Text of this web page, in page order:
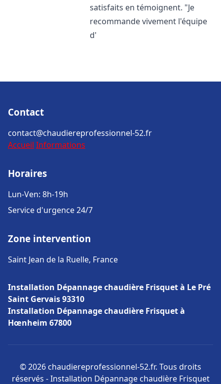
satisfaits en témoignent. "Je
recommande vivement l'équipe
d'
Contact
contact@chaudiereprofessionnel-52.fr
Accueil Informations
Horaires
Lun-Ven: 8h-19h
Service d'urgence 24/7
Zone intervention
Saint Jean de la Ruelle, France
Installation Dépannage chaudière Frisquet à Le Pré
Saint Gervais 93310
Installation Dépannage chaudière Frisquet à
Hœnheim 67800
© 2026 chaudiereprofessionnel-52.fr. Tous droits
réservés - Installation Dépannage chaudière Frisquet